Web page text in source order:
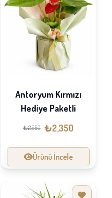
Antoryum Kırmızı
Hediye Paketli
₺2,950 ₺2,350
Ürünü İncele